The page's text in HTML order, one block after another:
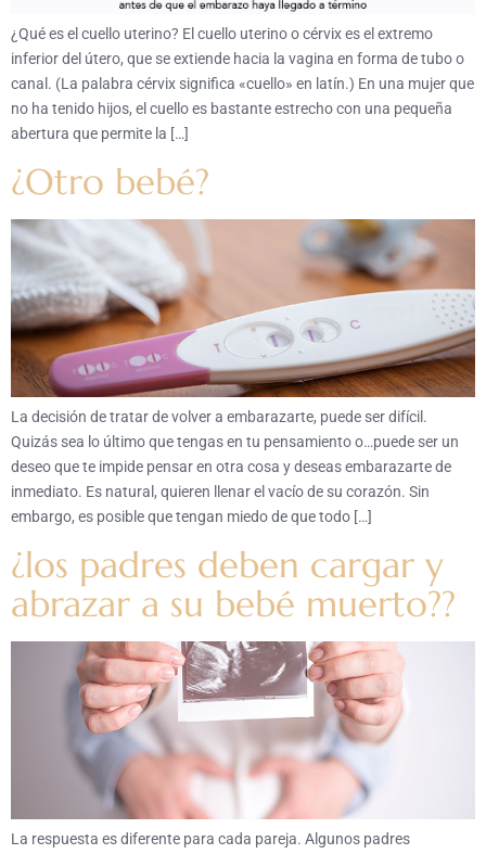
¿Qué es el cuello uterino? El cuello uterino o cérvix es el extremo
inferior del útero, que se extiende hacia la vagina en forma de tubo o
canal. (La palabra cérvix significa «cuello» en latín.) En una mujer que
no ha tenido hijos, el cuello es bastante estrecho con una pequeña
abertura que permite la […]
¿Otro bebé?
La decisión de tratar de volver a embarazarte, puede ser difícil.
Quizás sea lo último que tengas en tu pensamiento o…puede ser un
deseo que te impide pensar en otra cosa y deseas embarazarte de
inmediato. Es natural, quieren llenar el vacío de su corazón. Sin
embargo, es posible que tengan miedo de que todo […]
¿los padres deben cargar y
abrazar a su bebé muerto??
La respuesta es diferente para cada pareja. Algunos padres